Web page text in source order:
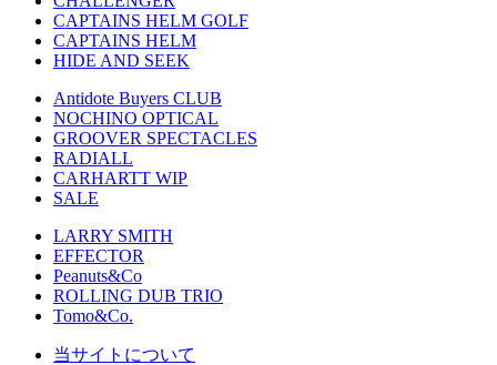
CAPTAINS HELM GOLF
CAPTAINS HELM
HIDE AND SEEK
Antidote Buyers CLUB
NOCHINO OPTICAL
GROOVER SPECTACLES
RADIALL
CARHARTT WIP
SALE
LARRY SMITH
EFFECTOR
Peanuts&Co
ROLLING DUB TRIO
Tomo&Co.
当サイトについて